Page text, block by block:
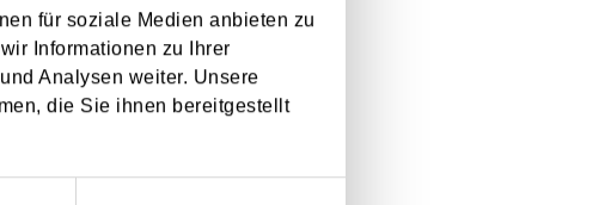
für soziale Medien anbieten zu
Informationen zu Ihrer
Analysen weiter. Unsere
die Sie ihnen bereitgestellt
beschrieben, ein.